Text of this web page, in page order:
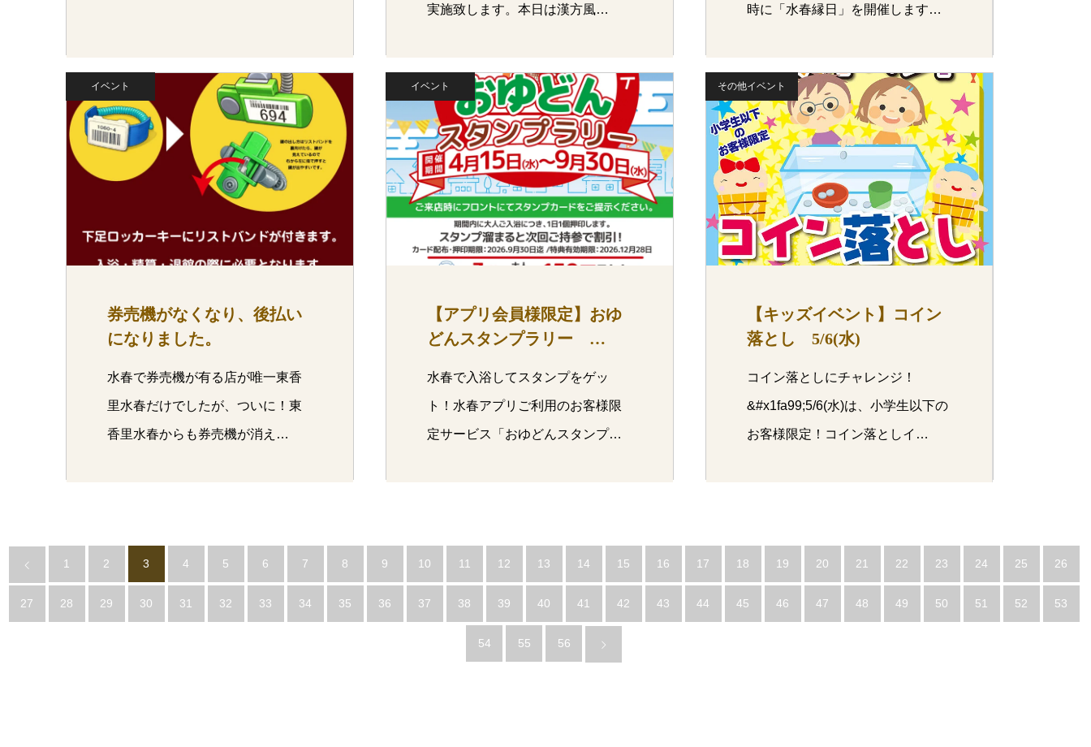
実施致します。本日は漢方風… 時に「水春縁日」を開催します…
イベント
券売機がなくなり、後払い
になりました。
水春で券売機が有る店が唯一東香
里水春だけでしたが、ついに！東
香里水春からも券売機が消え…
イベント
【アプリ会員様限定】おゆ
どんスタンプラリー
水春で入浴してスタンプをゲッ
ト！水春アプリご利用のお客様限
定サービス「おゆどんスタンプラ
その他イベント
【キッズイベント】コイン
落とし 5/6(水)
コイン落としにチャレンジ！
&#x1fa99;5/6(水)は、小学生以下の
お客様限定！コイン落としイ…
1 2 3 4 5 6 7 8 9 10 11 12 13 14 15 16 17 18 19 20 21 22 23 24 25 26
27 28 29 30 31 32 33 34 35 36 37 38 39 40 41 42 43 44 45 46 47 48 49 50 51 52 53
54 55 56